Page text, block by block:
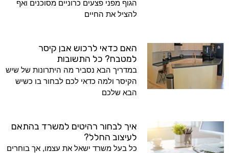
הגוף מפני פצעים כרוניים מסוכנים ואף
להציל את החיים
האם כדאי לרכוש אבן קיסר
למטבח? כל התשובות
במדריך הבא נסביר מה היתרונות של שיש
הקיסר ולמה כדאי לכם לבחור בו כשיש
הבא שלכם
איך לבחור רהיטים למשרד בהתאם
לעיצוב החלל?
כל בעל משרד ישאל את עצמו, אך בוחרים